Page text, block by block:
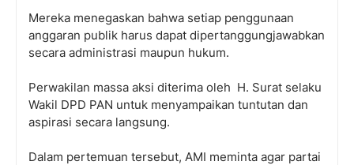
Mereka menegaskan bahwa setiap penggunaan
anggaran publik harus dapat dipertanggungjawabkan
secara administrasi maupun hukum.
Perwakilan massa aksi diterima oleh H. Surat selaku
Wakil DPD PAN untuk menyampaikan tuntutan dan
aspirasi secara langsung.
Dalam pertemuan tersebut, AMI meminta agar partai